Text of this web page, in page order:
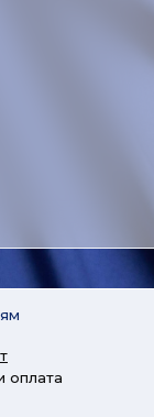
оплата